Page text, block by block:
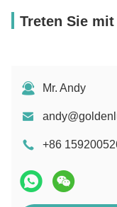
Treten Sie
Mr. Andy
+86